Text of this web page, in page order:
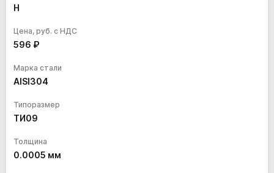
H
Цена, руб. с НДС
596 ₽
Марка стали
AISI304
Типоразмер
ТИ09
Толщина
0.0005 мм